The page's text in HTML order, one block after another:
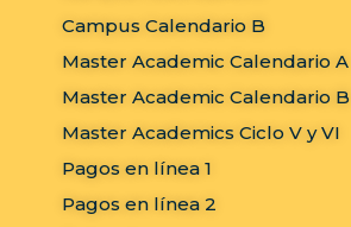
Campus Calendario B
Master Academic Calendario A
Master Academic Calendario B
Master Academics Ciclo V y VI
Pagos en línea 1
Pagos en línea 2